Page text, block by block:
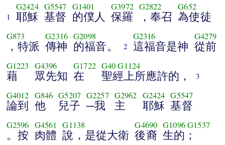
1
G2424
耶穌
G5547
基督
G1401
的僕人
G3972
保羅
G2822
，奉召
G652
為使徒
G873
，特派
G2316
傳神
G2098
的福音。 2
G2316
這福音是神
G4279
從前
G1223
藉
G4396
眾先知
G1722
在
G40 G1124
聖經上所應許的， 3
G4012
論到
G846
他
G5207
兒子
G2257
─我
G2962
主
G2424
耶穌
G5547
基督
G2596
。按
G4561
肉體
G1138
說，是從大衛
G4690
後裔
G1096G1537
生的；